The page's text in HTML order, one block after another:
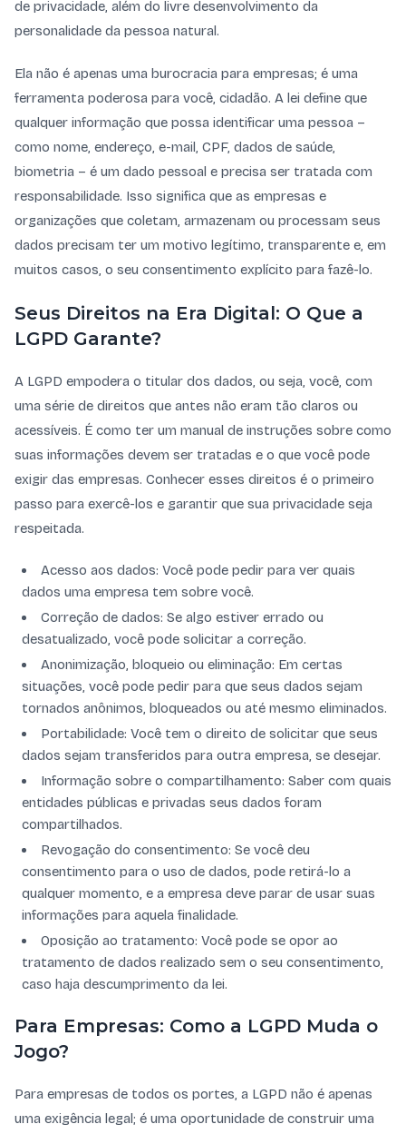
de privacidade, além do livre desenvolvimento da
personalidade da pessoa natural.
Ela não é apenas uma burocracia para empresas; é uma
ferramenta poderosa para você, cidadão. A lei define que
qualquer informação que possa identificar uma pessoa –
como nome, endereço, e-mail, CPF, dados de saúde,
biometria – é um dado pessoal e precisa ser tratada com
responsabilidade. Isso significa que as empresas e
organizações que coletam, armazenam ou processam seus
dados precisam ter um motivo legítimo, transparente e, em
muitos casos, o seu consentimento explícito para fazê-lo.
Seus Direitos na Era Digital: O Que a
LGPD Garante?
A LGPD empodera o titular dos dados, ou seja, você, com
uma série de direitos que antes não eram tão claros ou
acessíveis. É como ter um manual de instruções sobre como
suas informações devem ser tratadas e o que você pode
exigir das empresas. Conhecer esses direitos é o primeiro
passo para exercê-los e garantir que sua privacidade seja
respeitada.
Acesso aos dados: Você pode pedir para ver quais
dados uma empresa tem sobre você.
Correção de dados: Se algo estiver errado ou
desatualizado, você pode solicitar a correção.
Anonimização, bloqueio ou eliminação: Em certas
situações, você pode pedir para que seus dados sejam
tornados anônimos, bloqueados ou até mesmo eliminados.
Portabilidade: Você tem o direito de solicitar que seus
dados sejam transferidos para outra empresa, se desejar.
Informação sobre o compartilhamento: Saber com quais
entidades públicas e privadas seus dados foram
compartilhados.
Revogação do consentimento: Se você deu
consentimento para o uso de dados, pode retirá-lo a
qualquer momento, e a empresa deve parar de usar suas
informações para aquela finalidade.
Oposição ao tratamento: Você pode se opor ao
tratamento de dados realizado sem o seu consentimento,
caso haja descumprimento da lei.
Para Empresas: Como a LGPD Muda o
Jogo?
Para empresas de todos os portes, a LGPD não é apenas
uma exigência legal; é uma oportunidade de construir uma